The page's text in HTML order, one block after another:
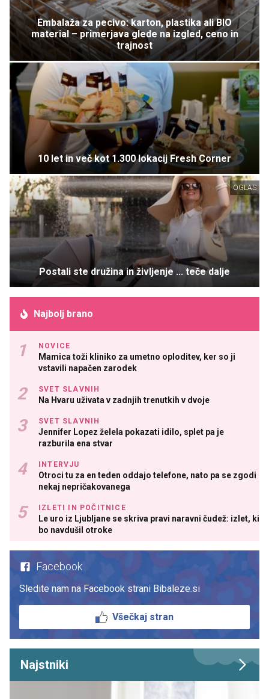
Embalaža za pecivo: karton, plastika ali BIO
material – primerjava glede na izgled, ceno in
trajnost
10 let in več kot 1.300 lokacij Fresh Corner
OGLAS
Postali ste družina in življenje ... teče dalje
Najbolj brano
NOVICE
Mamica toži kliniko za umetno oploditev, ker so ji
vstavili napačen zarodek
SVET SLAVNIH
Na Hvaru uživata v zadnjih trenutkih v dvoje
SVET SLAVNIH
Jennifer Lopez želela pokazati idilo, splet pa je
razburila ena stvar
INTERVJU
Otroci tu za en teden oddajo telefone, nato pa se zgodi
nekaj nepričakovanega
IZLETI IN POČITNICE
Le uro iz Ljubljane se skriva pravi naravni čudež: izlet, ki
bo navdušil otroke
Facebook
Sledite nam na Facebook strani Bibaleze.si
Všečkaj stran
Najstniki